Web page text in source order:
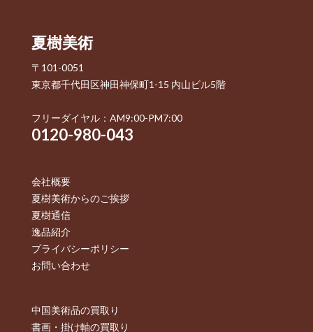
夏樹美術
〒101-0051
東京都千代田区神田神保町1-15 内山ビル5階
フリーダイヤル：AM9:00-PM7:00
0120-980-043
会社概要
夏樹美術からのご挨拶
夏樹通信
逸品紹介
プライバシーポリシー
お問い合わせ
中国美術品の買取り
書画・掛け軸の買取り